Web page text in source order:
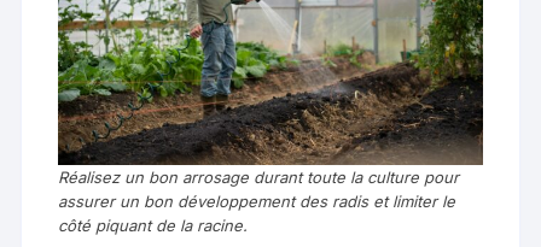
Réalisez un bon arrosage durant toute la culture pour
assurer un bon développement des radis et limiter le
côté piquant de la racine.